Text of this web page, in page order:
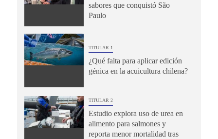
sabores que conquistó São
Paulo
TITULAR 1
¿Qué falta para aplicar edición
génica en la acuicultura chilena?
TITULAR 2
Estudio explora uso de urea en
alimento para salmones y
reporta menor mortalidad tras